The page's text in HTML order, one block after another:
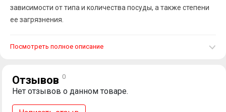
зависимости от типа и количества посуды, а также степени
ее загрязнения.
Посмотреть полное описание
Отзывов 0
Нет отзывов о данном товаре.